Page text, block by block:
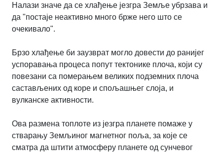
Налази значе да се хлађење језгра Земље убрзава и
да "постаје неактивно много брже него што се
очекивало".
Брзо хлађење би заузврат могло довести до ранијег
успоравања процеса попут тектонике плоча, који су
повезани са померањем великих подземних плоча
састављених од коре и спољашњег слоја, и
вулканске активности.
Ова размена топлоте из језгра планете помаже у
стварању Земљиног магнетног поља, за које се
сматра да штити атмосферу планете од сунчевог